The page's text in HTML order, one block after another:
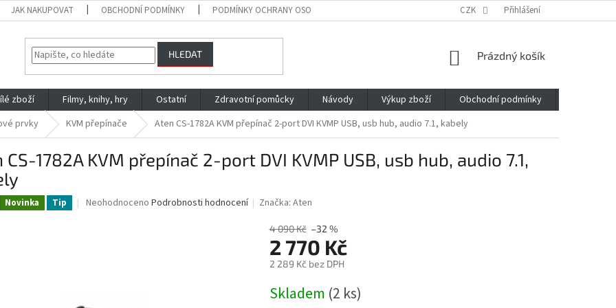
JAK NAKUPOVAT OBCHODNÍ PODMÍNKY PODMÍNKY OCHRANY OSOBNÍCH ÚDAJŮ CZK Přihlášení
HLEDAT
NÁKUPNÍ
Prázdný košík
zboží Filmy, knihy, hry Ostatní Zdravotní pomůcky Návody Výkup zboží Obchodní podmínky
prvky KVM přepínače Aten CS-1782A KVM přepínač 2-port DVI KVMP USB, usb hub, audio 7.1, kabely
CS-1782A KVM přepínač 2-port DVI KVMP USB, usb hub, audio 7.1,
Novinka Tip
Průměrné
Neohodnoceno Podrobnosti hodnocení Značka:Aten
4 090 Kč –32 %
2 770 Kč
2 289 Kč bez DPH
cena:
Skladem (2 ks)